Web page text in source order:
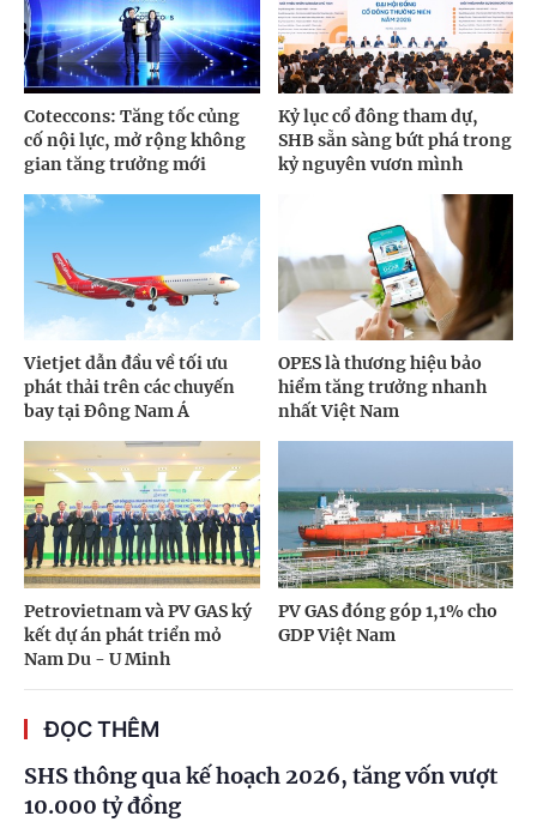
Coteccons: Tăng tốc củng
cố nội lực, mở rộng không
gian tăng trưởng mới
Kỷ lục cổ đông tham dự,
SHB sẵn sàng bứt phá trong
kỷ nguyên vươn mình
Vietjet dẫn đầu về tối ưu
phát thải trên các chuyến
bay tại Đông Nam Á
OPES là thương hiệu bảo
hiểm tăng trưởng nhanh
nhất Việt Nam
Petrovietnam và PV GAS ký
kết dự án phát triển mỏ
Nam Du - U Minh
PV GAS đóng góp 1,1% cho
GDP Việt Nam
ĐỌC THÊM
SHS thông qua kế hoạch 2026, tăng vốn vượt
10.000 tỷ đồng